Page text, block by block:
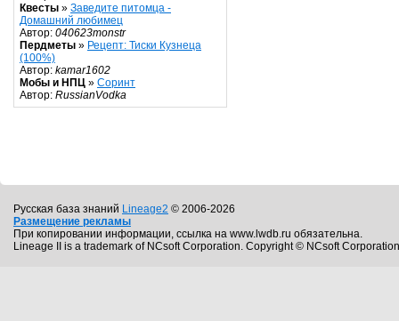
Квесты » Заведите питомца -
Домашний любимец
Автор: 040623monstr
Пердметы » Рецепт: Тиски Кузнеца
(100%)
Автор: kamar1602
Мобы и НПЦ » Соринт
Автор: RussianVodka
Русская база знаний Lineage2 © 2006-2026
Размещение рекламы
При копировании информации, ссылка на www.lwdb.ru обязательна.
Lineage II is a trademark of NCsoft Corporation. Copyright © NCsoft